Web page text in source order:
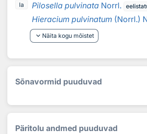
la Pilosella pulvinata Norrl.
Hieracium pulvinatum (Norrl.)
keyboard_arrow_down Näita kogu mõistet
Sõnavormid puuduvad
Päritolu andmed puuduvad